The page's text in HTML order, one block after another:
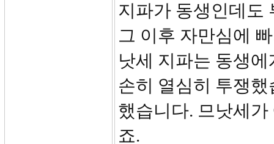
지파가 동생인데도
그 이후 자만심에
낫세 지파는 동생
손히 열심히 투쟁
했습니다. 므낫세
죠.